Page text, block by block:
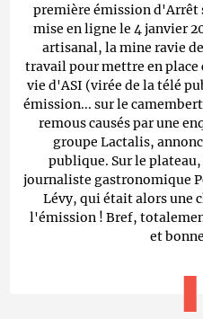
première émission d'Arrêt
mise en ligne le 4 janvier
artisanal, la mine ravie
travail pour mettre en
vie d'ASI (virée de la télé
émission... sur le
remous causés par une
groupe Lactalis,
publique. Sur le
journaliste gastronomique
Lévy, qui était alors une
l'émission ! Bref,
et